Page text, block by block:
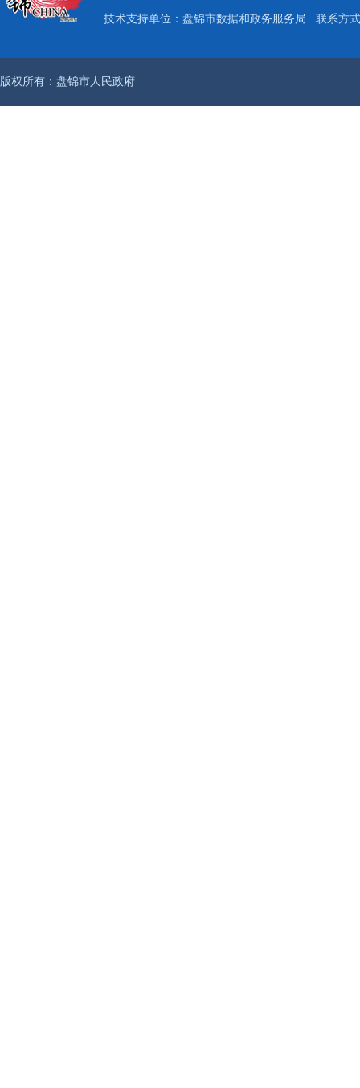
技术支持单位：盘锦市数据和政务服务局 联系方
版权所有：盘锦市人民政府